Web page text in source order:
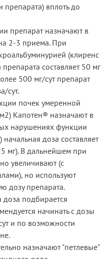
препарата) вплоть до
препарат назначают в
2-3 приема. При
(клиренс
составляет 50 мг
500 мг/сут препарат
сут.
почек умеренной
Капотен® назначают в
нарушениях функции
доза составляет
мг). В дальнейшем при
увеличивают (с
но используют
дозу препарата.
подбирается
начинать с дозы
и по возможности
назначают "петлевые"